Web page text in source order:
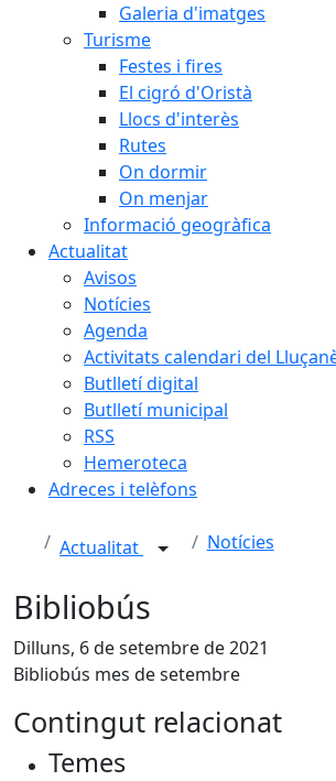
Galeria d'imatges
Turisme
Festes i fires
El cigró d'Oristà
Llocs d'interès
Rutes
On dormir
On menjar
Informació geogràfica
Actualitat
Avisos
Notícies
Agenda
Activitats calendari del
Butlletí digital
Butlletí municipal
RSS
Hemeroteca
Adreces i telèfons
Actualitat Notícies
Bibliobús
Dilluns, 6 de setembre de 2021
Bibliobús mes de setembre
Contingut relacionat
Temes